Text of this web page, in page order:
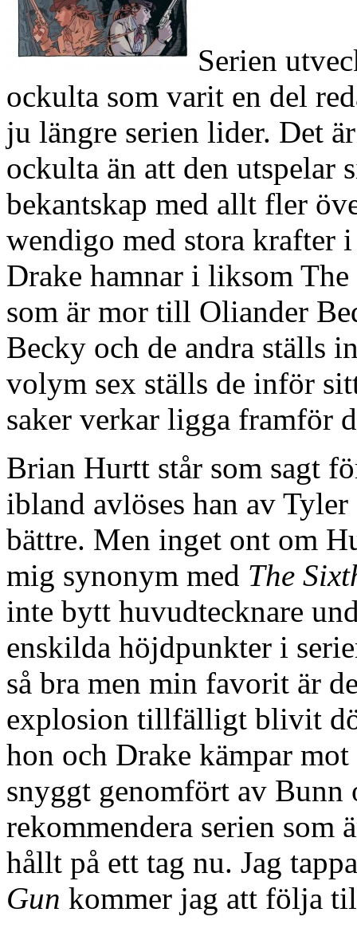
Serien
ockulta som varit en del
ju längre serien lider. Det
ockulta än att den utspelar
bekantskap med allt fler
wendigo med stora krafter
Drake hamnar i liksom
som är mor till Oliander
Becky och de andra ställs
volym sex ställs de inför
saker verkar ligga framför
Brian Hurtt står som sagt
ibland avlöses han av
bättre. Men inget ont om
mig synonym med The
inte bytt huvudtecknare
enskilda höjdpunkter i
så bra men min favorit är
explosion tillfälligt blivit
hon och Drake kämpar
snyggt genomfört av Bunn
rekommendera serien som
hållt på ett tag nu. Jag
Gun kommer jag att följa